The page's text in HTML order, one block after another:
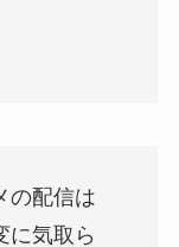
の配信は
に気取ら